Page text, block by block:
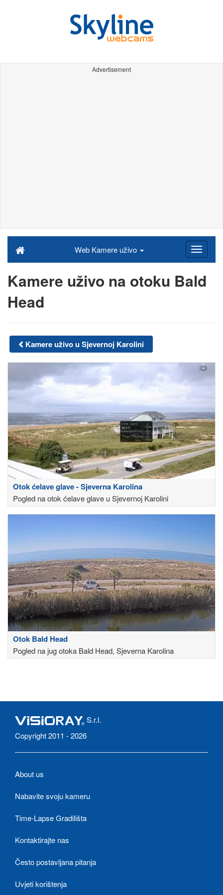
Advertisement
Web Kamere uživo
Kamere uživo na otoku Bald
Head
Kamere uživo u Sjevernoj Karolini
Otok ćelave glave - Sjeverna Karolina
Pogled na otok ćelave glave u Sjevernoj Karolini
Otok Bald Head
Pogled na jug otoka Bald Head, Sjeverna Karolina
S.r.l.
Copyright 2011 - 2026
About us
Nabavite svoju kameru
Time-Lapse Gradilišta
Kontaktirajte nas
Često postavljana pitanja
Uvjeti korištenja